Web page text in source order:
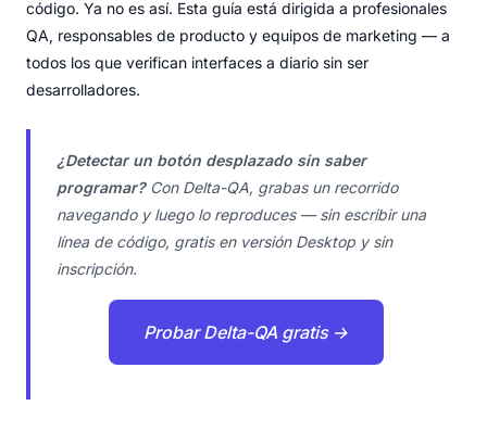
código. Ya no es así. Esta guía está dirigida a profesionales
QA, responsables de producto y equipos de marketing — a
todos los que verifican interfaces a diario sin ser
desarrolladores.
¿Detectar un botón desplazado sin saber
programar?Con Delta-QA, grabas un recorrido
navegando y luego lo reproduces — sin escribir una
línea de código, gratis en versión Desktop y sin
inscripción.
Probar Delta-QA gratis →